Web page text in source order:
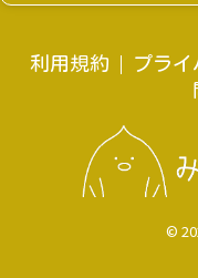
利用規約 プライ
©